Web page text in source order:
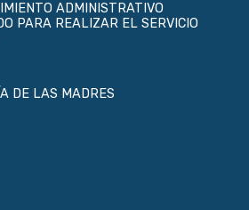
ADMINISTRATIVO
PARA REALIZAR EL SERVICIO
DE LAS MADRES